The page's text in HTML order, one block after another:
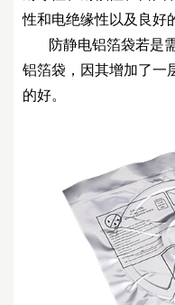
性和电绝缘性以及良好
防静电铝箔袋若是
铝箔袋，因其增加了一
的好。